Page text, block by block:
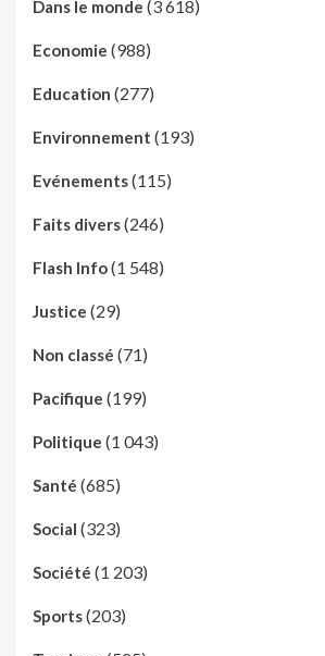
Dans le monde (3 618)
Economie (988)
Education (277)
Environnement (193)
Evénements(115)
Faits divers(246)
Flash Info(1 548)
Justice (29)
Non classé (71)
Pacifique (199)
Politique (1 043)
Santé (685)
Social (323)
Société (1 203)
Sports(203)